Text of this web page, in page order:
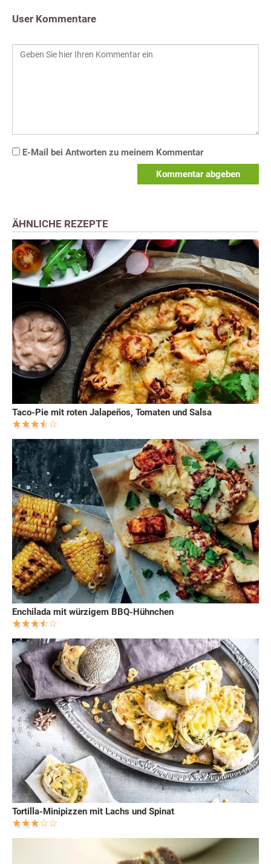
User Kommentare
E-Mail bei Antworten zu meinem Kommentar
Kommentar abgeben
ÄHNLICHE REZEPTE
Taco-Pie mit roten Jalapeños, Tomaten und Salsa
Enchilada mit würzigem BBQ-Hühnchen
Tortilla-Minipizzen mit Lachs und Spinat